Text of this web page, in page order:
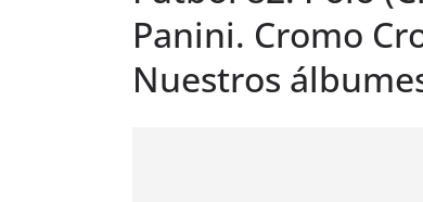
Panini. Cromo
Nuestros